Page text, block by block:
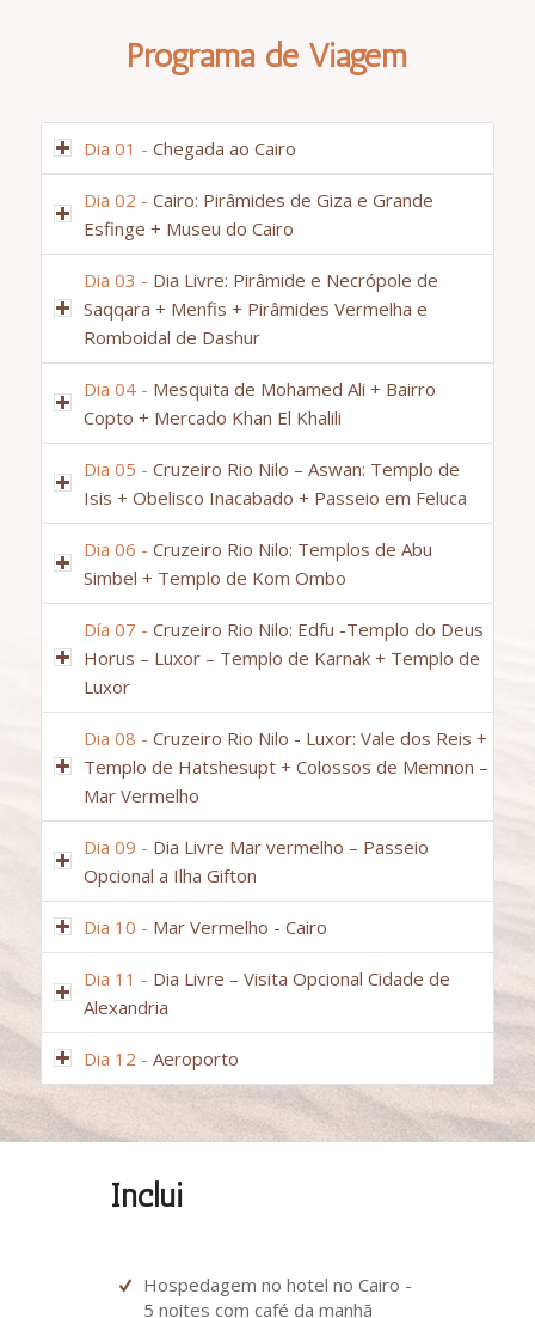
Programa de Viagem
Dia 01 - Chegada ao Cairo
Dia 02 - Cairo: Pirâmides de Giza e Grande
Esfinge + Museu do Cairo
Dia 03 - Dia Livre: Pirâmide e Necrópole de
Saqqara + Menfis + Pirâmides Vermelha e
Romboidal de Dashur
Dia 04 - Mesquita de Mohamed Ali + Bairro
Copto + Mercado Khan El Khalili
Dia 05 - Cruzeiro Rio Nilo – Aswan: Templo de
Isis + Obelisco Inacabado + Passeio em Feluca
Dia 06 - Cruzeiro Rio Nilo: Templos de Abu
Simbel + Templo de Kom Ombo
Día 07 - Cruzeiro Rio Nilo: Edfu -Templo do Deus
Horus – Luxor – Templo de Karnak + Templo de
Luxor
Dia 08 - Cruzeiro Rio Nilo - Luxor: Vale dos Reis +
Templo de Hatshesupt + Colossos de Memnon –
Mar Vermelho
Dia 09 - Dia Livre Mar vermelho – Passeio
Opcional a Ilha Gifton
Dia 10 - Mar Vermelho - Cairo
Dia 11 - Dia Livre – Visita Opcional Cidade de
Alexandria
Dia 12 - Aeroporto
Inclui
Hospedagem no hotel no Cairo -
5 noites com café da manhã